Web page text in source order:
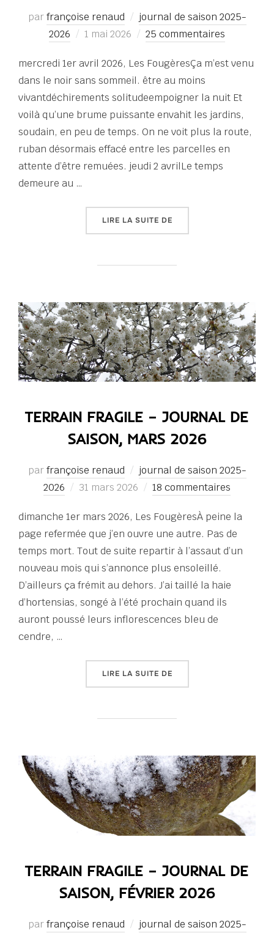
parfrançoise renaud
journal de saison 2025-
2026
Publié
1 mai 2026 25 commentaires
mercredi 1er avril 2026, Les FougèresÇa m’est venu
dans le noir sans sommeil. être au moins
vivantdéchirements solitudeempoigner la nuit Et
voilà qu’une brume puissante envahit les jardins,
soudain, en peu de temps. On ne voit plus la route,
ruban désormais effacé entre les parcelles en
attente d’être remuées. jeudi 2 avrilLe temps
demeure au …
LIRE LA SUITE DE« TERRAIN FRAGILE |
TERRAIN FRAGILE – JOURNAL DE
SAISON, MARS 2026
parfrançoise renaud
journal de saison 2025-
2026
Publié
31 mars 2026 18 commentaires
dimanche 1er mars 2026, Les FougèresÀ peine la
page refermée que j’en ouvre une autre. Pas de
temps mort. Tout de suite repartir à l’assaut d’un
nouveau mois qui s’annonce plus ensoleillé.
D’ailleurs ça frémit au dehors. J’ai taillé la haie
d’hortensias, songé à l’été prochain quand ils
auront poussé leurs inflorescences bleu de
cendre, …
LIRE LA SUITE DE« TERRAIN FRAGILE –
TERRAIN FRAGILE – JOURNAL DE
SAISON, FÉVRIER 2026
parfrançoise renaud
journal de saison 2025-